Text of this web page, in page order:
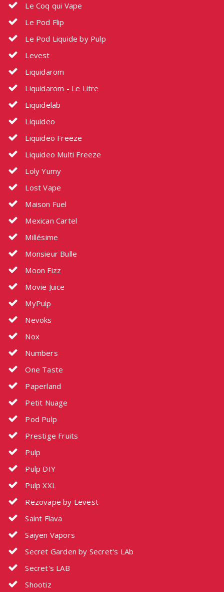
Le Coq qui Vape
Le Pod Flip
Le Pod Liquide by Pulp
Levest
Liquidarom
Liquidarom - Le Litre
Liquidelab
Liquideo
Liquideo Freeze
Liquideo Multi Freeze
Loly Yumy
Lost Vape
Maison Fuel
Mexican Cartel
Millésime
Monsieur Bulle
Moon Fizz
Movie Juice
MyPulp
Nevoks
Nox
Numbers
One Taste
Paperland
Petit Nuage
Pod Pulp
Prestige Fruits
Pulp
Pulp DIY
Pulp XXL
Rezovape by Levest
Saint Flava
Saiyen Vapors
Secret Garden by Secret's LAb
Secret's LAB
Shootiz